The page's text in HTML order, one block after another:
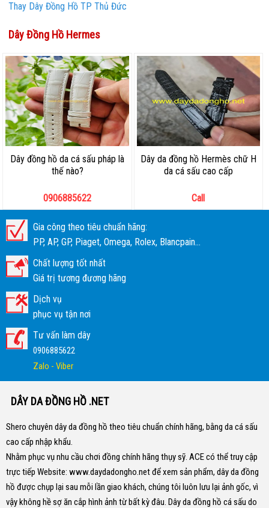
Thay Dây Đồng Hồ TP Thủ Đức
Dây Đồng Hồ Hermes
Dây đồng hồ da cá sấu pháp là
thế nào?
0906885622
Dây da đồng hồ Hermès chữ H
da cá sấu cao cấp
Call
Gia công theo tiêu chuẩn hãng:
PP, AP, GP, Piaget, Omega, Rolex, Blancpain...
Chất lượng tốt nhất
Giá trị tương đương hãng
Dịch vụ
phục vụ tận nơi
Tư vấn làm dây
0906885622
Zalo - Viber
DÂY DA ĐỒNG HỒ .NET
Shero chuyên dây da đồng hồ theo tiêu chuẩn chính hãng, bằng da cá sấu
cao cấp nhập khẩu.
Nhằm phục vụ nhu cầu chơi đồng chính hãng thụy sỹ. ACE có thể truy cập
trực tiếp Website: www.daydadongho.netđể xem sản phẩm, dây da đồng
hồ được chụp lại sau mỗi lần giao khách, chúng tôi luôn lưu lại ảnh gốc, vì
vậy không hề sợ ăn cắp hình ảnh từ bất kỳ đâu. Dây da đồng hồ cá sấu do